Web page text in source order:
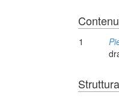
1
Struttura